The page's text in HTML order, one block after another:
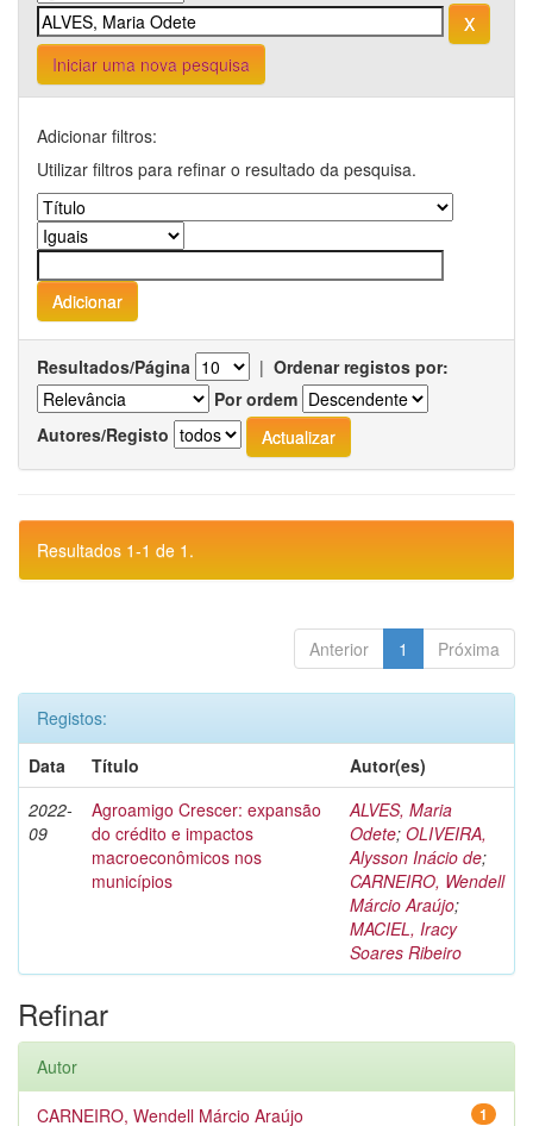
Iniciar uma nova pesquisa
Adicionar filtros:
Utilizar filtros para refinar o resultado da pesquisa.
Resultados/Página | Ordenar registos por:
Por ordem
Autores/Registo
Resultados 1-1 de 1.
Anterior 1 Próxima
Registos:
Data
Título
Autor(es)
2022-
09
Agroamigo Crescer: expansão
do crédito e impactos
macroeconômicos nos
municípios
ALVES, Maria
Odete; OLIVEIRA,
Alysson Inácio de;
CARNEIRO, Wendell
Márcio Araújo;
MACIEL, Iracy
Soares Ribeiro
Refinar
Autor
1
CARNEIRO, Wendell Márcio Araújo